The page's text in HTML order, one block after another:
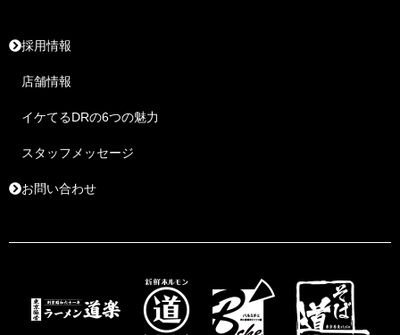
採用情報
店舗情報
イケてるDRの6つの魅力
スタッフメッセージ
お問い合わせ